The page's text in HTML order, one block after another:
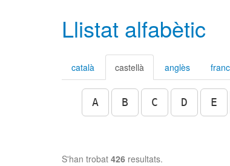
Llistat alfabètic
català castellà anglès
A B C D E
S'han trobat 426 resultats.